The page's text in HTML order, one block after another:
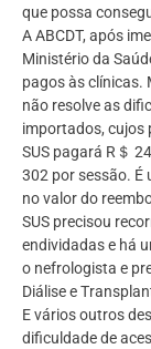
que possa
A ABCDT, após
Ministério da
pagos às clínicas.
não resolve as
importados, cujos
SUS pagará R＄
302 por sessão. É
no valor do
SUS precisou
endividadas e há
o nefrologista e
Diálise e
E vários outros
dificuldade de